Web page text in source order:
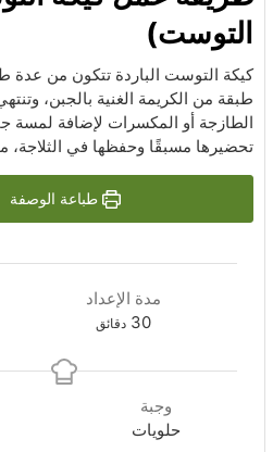
التوست)
كيكة التوست الباردة تتكون من عدة
طبقة من الكريمة الغنية بالجبن،
الطازجة أو المكسرات لإضافة لمسة
تحضيرها مسبقًا وحفظها في الثلاجة،
طباعة الوصفة
مدة الإعداد
30
دقائق
دقائق
وجبة
حلويات